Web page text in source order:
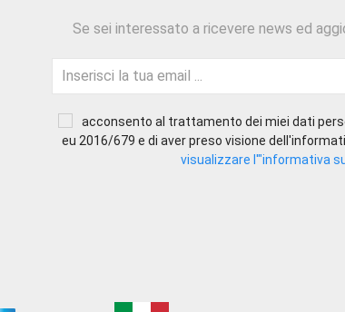
Se sei interessato a ricevere news ed
acconsento al trattamento dei miei dati
eu 2016/679 e di aver preso visione
visualizzare l'"informativa